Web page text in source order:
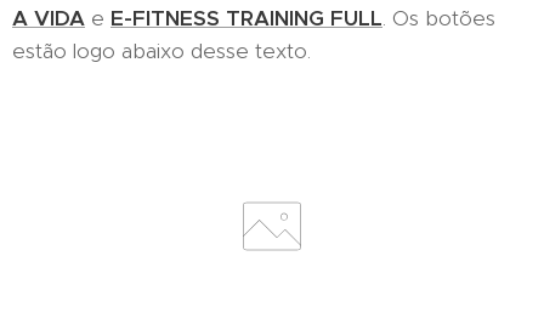
A VIDA e E-FITNESS TRAINING FULL. Os botões
estão logo abaixo desse texto.